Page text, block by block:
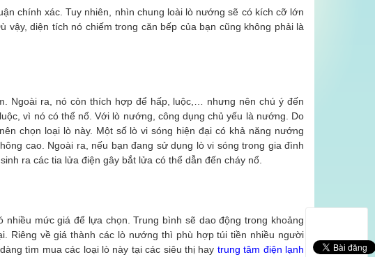
chính xác. Tuy nhiên, nhìn chung loài lò nướng sẽ có kích cỡ lớn
diện tích nó chiếm trong căn bếp của bạn cũng không phải là
Ngoài ra, nó còn thích hợp để hấp, luộc,… nhưng nên chú ý đến
vì nó có thể nổ. Với lò nướng, công dụng chủ yếu là nướng. Do
chọn loại lò này. Một số lò vi sóng hiện đại có khả năng nướng
cao. Ngoài ra, nếu bạn đang sử dụng lò vi sóng trong gia đình
ra các tia lửa điện gây bắt lửa có thể dẫn đến cháy nổ.
mức giá để lựa chọn. Trung bình sẽ dao động trong khoảng
Riêng về giá thành các lò nướng thì phù hợp túi tiền nhiều người
tìm mua các loại lò này tại các siêu thị hay trung tâm điện lạnh